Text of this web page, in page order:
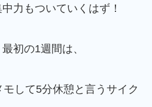
力もついていくはず！
初の1週間は、
して5分休憩と言うサイク